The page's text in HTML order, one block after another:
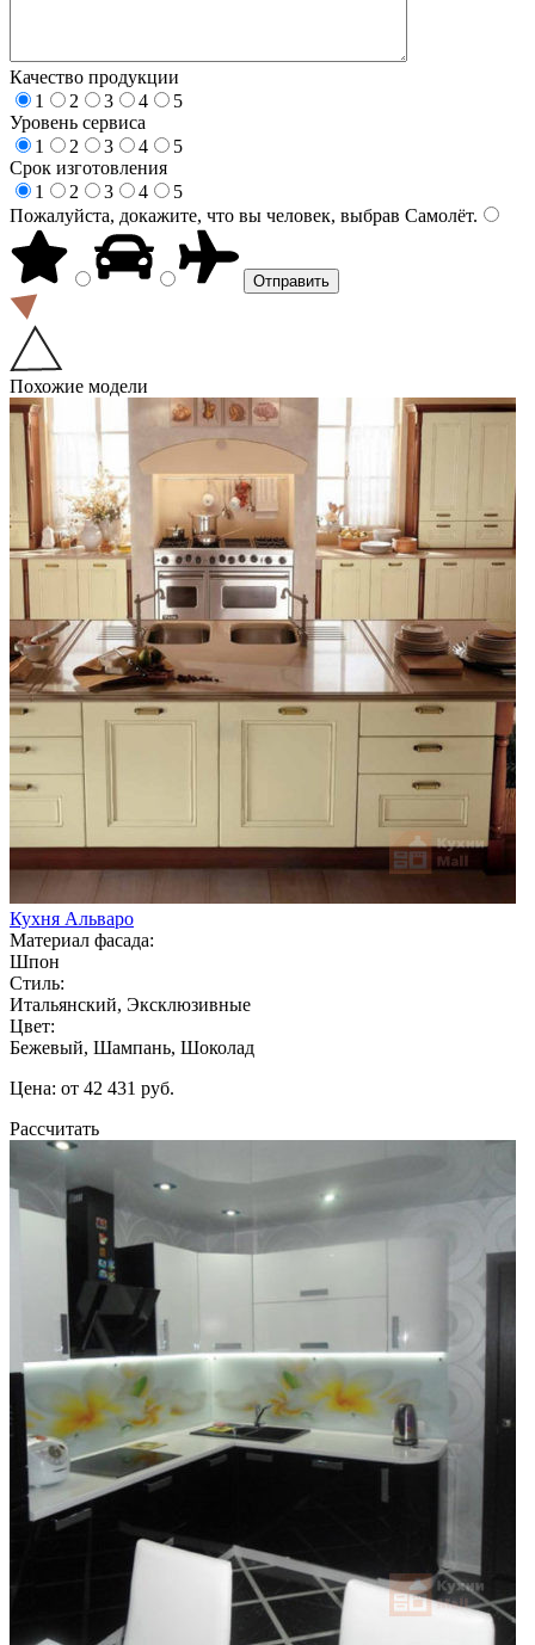
Качество продукции
1
2 3 4
5
Уровень сервиса
1
2 3 4
5
Срок изготовления
1
2 3 4
5
Пожалуйста, докажите, что вы человек, выбрав Самолёт.
Похожие модели
Кухня Альваро
Материал фасада:
Шпон
Стиль:
Итальянский, Эксклюзивные
Цвет:
Бежевый, Шампань, Шоколад
Цена: от 42 431 руб.
Рассчитать